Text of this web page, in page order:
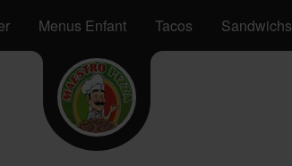
Menus Enfant Tacos Sandwichs